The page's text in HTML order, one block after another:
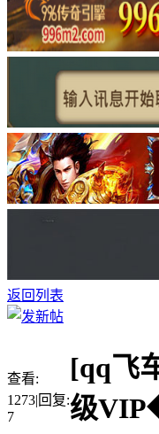
返回列表
查看:
1273|回复:
7
[qq飞
级